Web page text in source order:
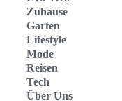
Zuhause
Garten
Lifestyle
Mode
Reisen
Tech
Über Uns